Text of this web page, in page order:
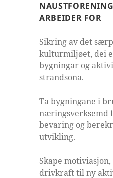
ARBEIDER FOR
Sikring av det
kulturmiljøet, dei
bygningar og
strandsona.
Ta bygningane i
næringsverksemd
bevaring og
utvikling.
Skape
drivkraft til ny